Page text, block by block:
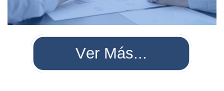
Ver Más...